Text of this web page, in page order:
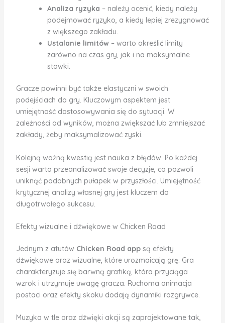
Analiza ryzyka – należy ocenić, kiedy należy
podejmować ryzyko, a kiedy lepiej zrezygnować
z większego zakładu.
Ustalanie limitów– warto określić limity
zarówno na czas gry, jak i na maksymalne
stawki.
Gracze powinni być także elastyczni w swoich
podejściach do gry. Kluczowym aspektem jest
umiejętność dostosowywania się do sytuacji. W
zależności od wyników, można zwiększać lub zmniejszać
zakłady, żeby maksymalizować zyski.
Kolejną ważną kwestią jest nauka z błędów. Po każdej
sesji warto przeanalizować swoje decyzje, co pozwoli
uniknąć podobnych pułapek w przyszłości. Umiejętność
krytycznej analizy własnej gry jest kluczem do
długotrwałego sukcesu.
Efekty wizualne i dźwiękowe w Chicken Road
Jednym z atutów Chicken Road appsą efekty
dźwiękowe oraz wizualne, które urozmaicają grę. Gra
charakteryzuje się barwną grafiką, która przyciąga
wzrok i utrzymuje uwagę gracza. Ruchoma animacja
postaci oraz efekty skoku dodają dynamiki rozgrywce.
Muzyka w tle oraz dźwięki akcji są zaprojektowane tak,